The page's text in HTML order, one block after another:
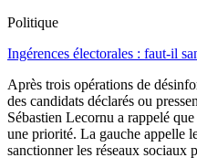
Politique
Ingérences électorales : faut-il
Après trois opérations de
des candidats déclarés ou
Sébastien Lecornu a rappelé
une priorité. La gauche appelle
sanctionner les réseaux sociaux